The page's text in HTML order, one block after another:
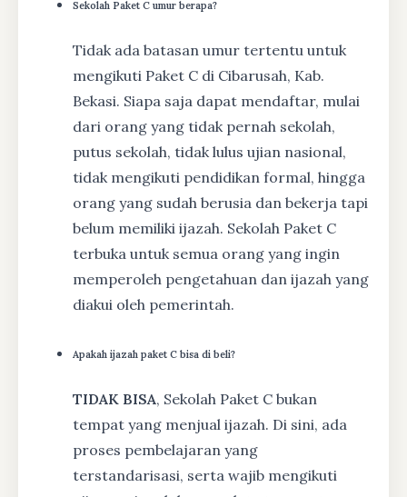
Sekolah Paket C umur berapa?
Tidak ada batasan umur tertentu untuk
mengikuti Paket C di Cibarusah, Kab.
Bekasi. Siapa saja dapat mendaftar, mulai
dari orang yang tidak pernah sekolah,
putus sekolah, tidak lulus ujian nasional,
tidak mengikuti pendidikan formal, hingga
orang yang sudah berusia dan bekerja tapi
belum memiliki ijazah. Sekolah Paket C
terbuka untuk semua orang yang ingin
memperoleh pengetahuan dan ijazah yang
diakui oleh pemerintah.
Apakah ijazah paket C bisa di beli?
TIDAK BISA, Sekolah Paket C bukan
tempat yang menjual ijazah. Di sini, ada
proses pembelajaran yang
terstandarisasi, serta wajib mengikuti